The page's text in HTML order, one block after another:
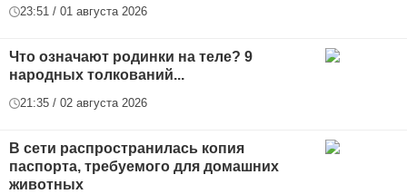
23:51 / 01 августа 2026
Что означают родинки на теле? 9
народных толкований...
21:35 / 02 августа 2026
В сети распространилась копия
паспорта, требуемого для домашних
животных